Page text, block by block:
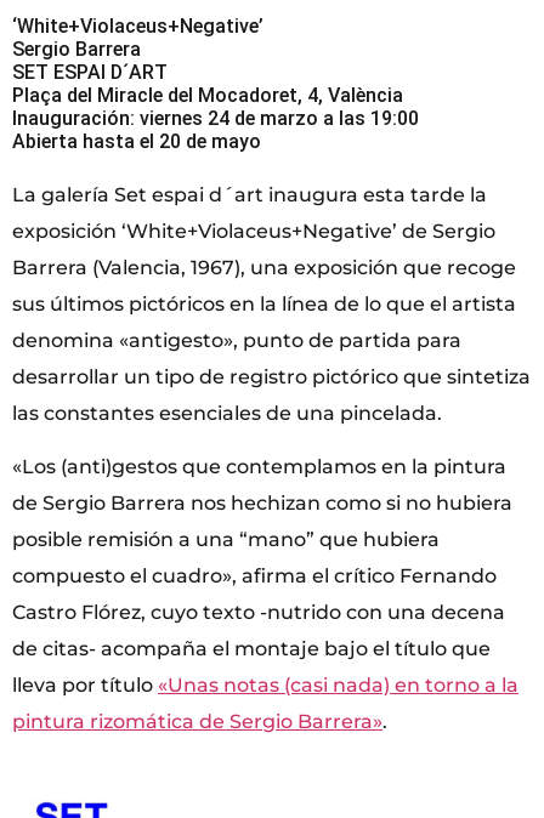
‘White+Violaceus+Negative’
Sergio Barrera
SET ESPAI D´ART
Plaça del Miracle del Mocadoret, 4, València
Inauguración: viernes 24 de marzo a las 19:00
Abierta hasta el 20 de mayo
La galería Set espai d´art inaugura esta tarde la
exposición ‘White+Violaceus+Negative’ de Sergio
Barrera (Valencia, 1967), una exposición que recoge
sus últimos pictóricos en la línea de lo que el artista
denomina «antigesto», punto de partida para
desarrollar un tipo de registro pictórico que sintetiza
las constantes esenciales de una pincelada.
«Los (anti)gestos que contemplamos en la pintura
de Sergio Barrera nos hechizan como si no hubiera
posible remisión a una “mano” que hubiera
compuesto el cuadro», afirma el crítico Fernando
Castro Flórez, cuyo texto -nutrido con una decena
de citas- acompaña el montaje bajo el título que
lleva por título «Unas notas (casi nada) en torno a la
pintura rizomática de Sergio Barrera».